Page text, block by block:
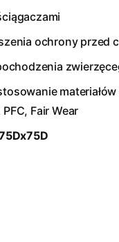
ochrony przed
Fair Wear